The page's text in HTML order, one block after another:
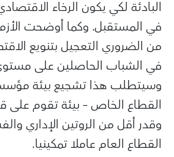
البادئة لكي يكون الرخاء
في المستقبل. وكما أوضحت
من الضروري التعجيل بتنويع
في الشباب الحاصلين على
وسيتطلب هذا تشجيع بيئة
القطاع الخاص – بيئة تقوم
وقدر أقل من الروتين الإداري
القطاع العام عاملا تمكينيا.